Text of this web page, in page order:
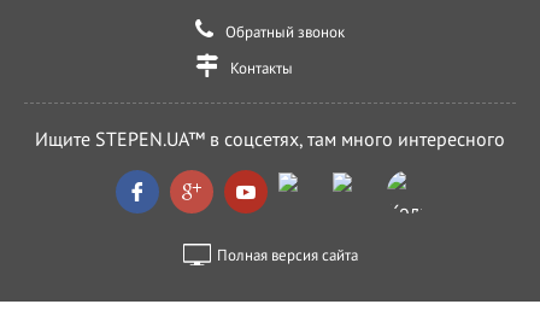
Обратный звонок
Контакты
Ищите STEPEN.UA™ в соцсетях, там много интересного
Полная версия сайта